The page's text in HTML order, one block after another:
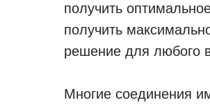
получить
получить
решение для любого
Многие соединения